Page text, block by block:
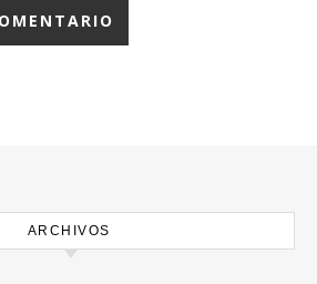
ARCHIVOS